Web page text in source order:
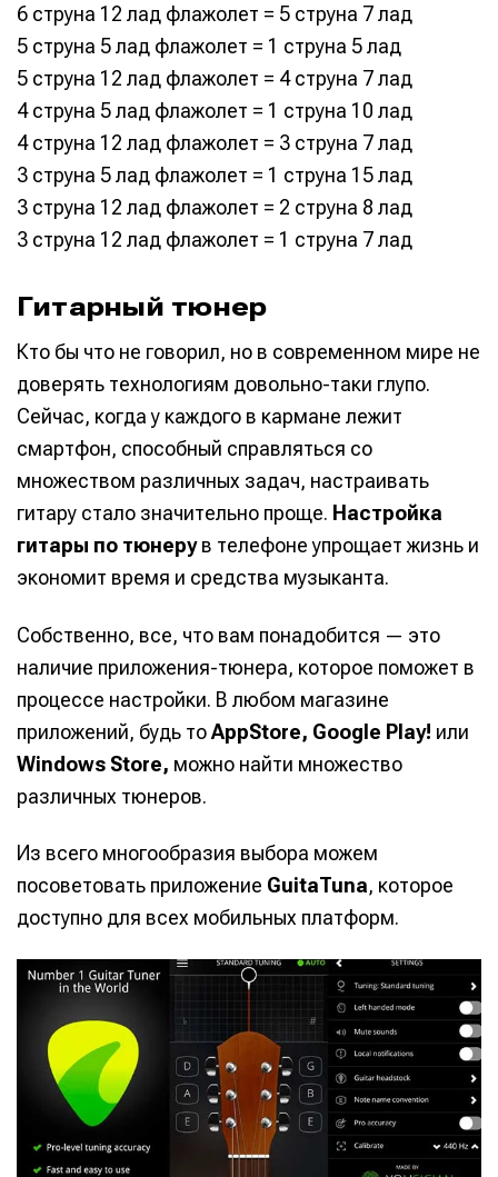
6 струна 12 лад флажолет = 5 струна 7 лад
5 струна 5 лад флажолет = 1 струна 5 лад
5 струна 12 лад флажолет = 4 струна 7 лад
4 струна 5 лад флажолет = 1 струна 10 лад
4 струна 12 лад флажолет = 3 струна 7 лад
3 струна 5 лад флажолет = 1 струна 15 лад
3 струна 12 лад флажолет = 2 струна 8 лад
3 струна 12 лад флажолет = 1 струна 7 лад
Гитарный тюнер
Кто бы что не говорил, но в современном мире не
доверять технологиям довольно-таки глупо.
Сейчас, когда у каждого в кармане лежит
смартфон, способный справляться со
множеством различных задач, настраивать
гитару стало значительно проще. Настройка
гитары по тюнерув телефоне упрощает жизнь и
экономит время и средства музыканта.
Собственно, все, что вам понадобится — это
наличие приложения-тюнера, которое поможет в
процессе настройки. В любом магазине
приложений, будь тоAppStore, Google Play! или
Windows Store, можно найти множество
различных тюнеров.
Из всего многообразия выбора можем
посоветовать приложение GuitaTuna, которое
доступно для всех мобильных платформ.